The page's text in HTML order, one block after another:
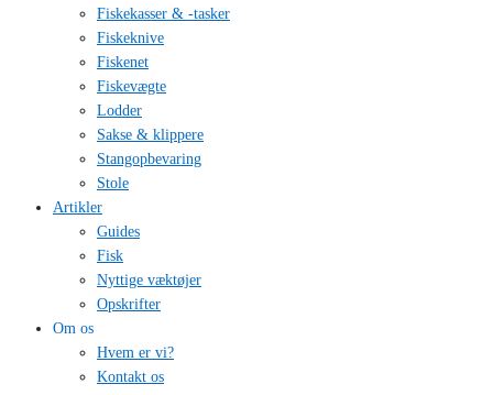
Fiskekasser & -tasker
Fiskeknive
Fiskenet
Fiskevægte
Lodder
Sakse & klippere
Stangopbevaring
Stole
Artikler
Guides
Fisk
Nyttige væktøjer
Opskrifter
Om os
Hvem er vi?
Kontakt os